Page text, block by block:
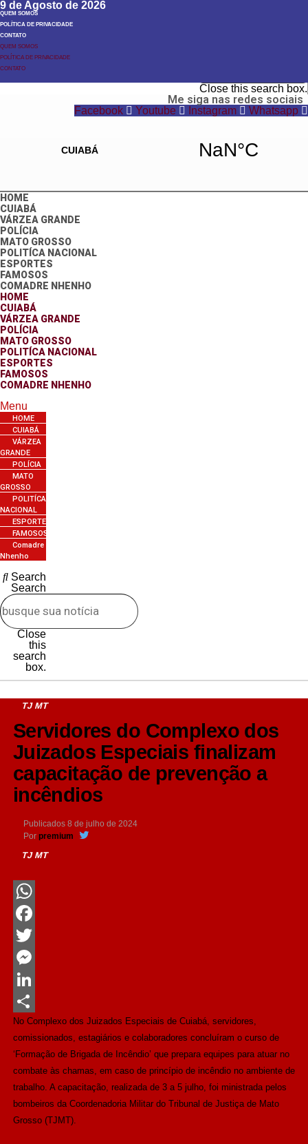
9 de Agosto de 2026
QUEM SOMOS
POLÍTICA DE PRIVACIDADE
CONTATO
QUEM SOMOS
POLÍTICA DE PRIVACIDADE
CONTATO
Close this search box.
Me siga nas redes sociais
Facebook Youtube Instagram Whatsapp
HOME
CUIABÁ
VÁRZEA GRANDE
POLÍCIA
MATO GROSSO
POLITÍCA NACIONAL
ESPORTES
FAMOSOS
COMADRE NHENHO
HOME
CUIABÁ
VÁRZEA GRANDE
POLÍCIA
MATO GROSSO
POLITÍCA NACIONAL
ESPORTES
FAMOSOS
COMADRE NHENHO
Menu
HOME
CUIABÁ
VÁRZEA
GRANDE
POLÍCIA
MATO
GROSSO
POLITÍCA
NACIONAL
ESPORTES
FAMOSOS
Comadre
Nhenho
Search
Search
Close
this
search
box.
TJ MT
Servidores do Complexo dos
Juizados Especiais finalizam
capacitação de prevenção a
incêndios
Publicados 8 de julho de 2024
Por premium
TJ MT
WhatsApp
Facebook
Twitter
Messenger
LinkedIn
Share
No Complexo dos Juizados Especiais de Cuiabá, servidores,
comissionados, estagiários e colaboradores concluíram o curso de
‘Formação de Brigada de Incêndio’ que prepara equipes para atuar no
combate às chamas, em caso de princípio de incêndio no ambiente de
trabalho. A capacitação, realizada de 3 a 5 julho, foi ministrada pelos
bombeiros da Coordenadoria Militar do Tribunal de Justiça de Mato
Grosso (TJMT).